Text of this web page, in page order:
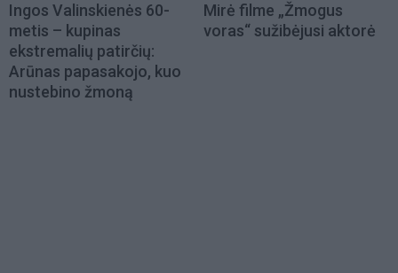
Ingos Valinskienės 60-
metis – kupinas
ekstremalių patirčių:
Arūnas papasakojo, kuo
nustebino žmoną
Mirė filme „Žmogus
voras“ sužibėjusi aktorė